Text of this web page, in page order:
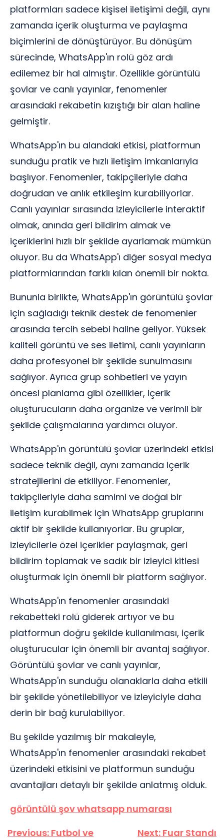
platformları sadece kişisel iletişimi değil, aynı
zamanda içerik oluşturma ve paylaşma
biçimlerini de dönüştürüyor. Bu dönüşüm
sürecinde, WhatsApp'ın rolü göz ardı
edilemez bir hal almıştır. Özellikle görüntülü
şovlar ve canlı yayınlar, fenomenler
arasındaki rekabetin kızıştığı bir alan haline
gelmiştir.
WhatsApp'ın bu alandaki etkisi, platformun
sunduğu pratik ve hızlı iletişim imkanlarıyla
başlıyor. Fenomenler, takipçileriyle daha
doğrudan ve anlık etkileşim kurabiliyorlar.
Canlı yayınlar sırasında izleyicilerle interaktif
olmak, anında geri bildirim almak ve
içeriklerini hızlı bir şekilde ayarlamak mümkün
oluyor. Bu da WhatsApp'ı diğer sosyal medya
platformlarından farklı kılan önemli bir nokta.
Bununla birlikte, WhatsApp'ın görüntülü şovlar
için sağladığı teknik destek de fenomenler
arasında tercih sebebi haline geliyor. Yüksek
kaliteli görüntü ve ses iletimi, canlı yayınların
daha profesyonel bir şekilde sunulmasını
sağlıyor. Ayrıca grup sohbetleri ve yayın
öncesi planlama gibi özellikler, içerik
oluşturucuların daha organize ve verimli bir
şekilde çalışmalarına yardımcı oluyor.
WhatsApp'ın görüntülü şovlar üzerindeki etkisi
sadece teknik değil, aynı zamanda içerik
stratejilerini de etkiliyor. Fenomenler,
takipçileriyle daha samimi ve doğal bir
iletişim kurabilmek için WhatsApp gruplarını
aktif bir şekilde kullanıyorlar. Bu gruplar,
izleyicilerle özel içerikler paylaşmak, geri
bildirim toplamak ve sadık bir izleyici kitlesi
oluşturmak için önemli bir platform sağlıyor.
WhatsApp'ın fenomenler arasındaki
rekabetteki rolü giderek artıyor ve bu
platformun doğru şekilde kullanılması, içerik
oluşturucular için önemli bir avantaj sağlıyor.
Görüntülü şovlar ve canlı yayınlar,
WhatsApp'ın sunduğu olanaklarla daha etkili
bir şekilde yönetilebiliyor ve izleyiciyle daha
derin bir bağ kurulabiliyor.
Bu şekilde yazılmış bir makaleyle,
WhatsApp'ın fenomenler arasındaki rekabet
üzerindeki etkisini ve platformun sunduğu
avantajları detaylı bir şekilde anlatmış olduk.
görüntülü şov whatsapp numarası
Yazı
Previous: Futbol ve Next: Fuar Standı